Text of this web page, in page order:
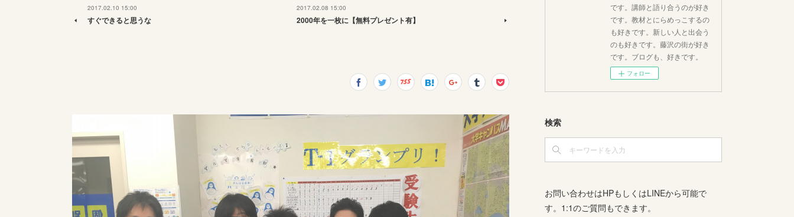
2017.02.10 15:00
すぐできると思うな
2017.02.08 15:00
2000年を一枚に【無料プレゼント有】
です。講師と語り合うのが好き
です。教材とにらめっこするの
も好きです。新しい人と出会う
のも好きです。藤沢の街が好き
です。ブログも、好きです。
フォロー
検索
お問い合わせはHPもしくはLINEから可能で
す。1:1のご質問もできます。